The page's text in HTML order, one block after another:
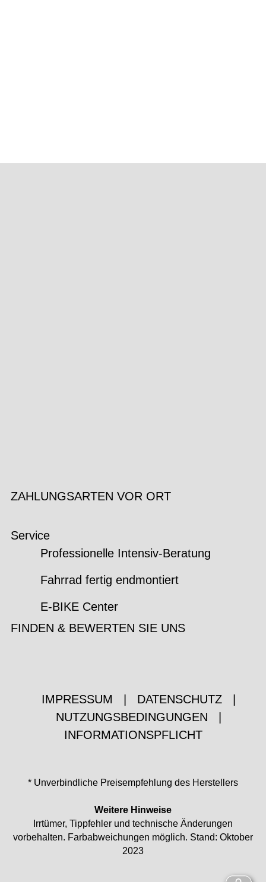
ZAHLUNGSARTEN VOR ORT
Service
Professionelle Intensiv-Beratung
Fahrrad fertig endmontiert
E-BIKE Center
FINDEN & BEWERTEN SIE UNS
IMPRESSUM DATENSCHUTZ
NUTZUNGSBEDINGUNGEN
INFORMATIONSPFLICHT
* Unverbindliche Preisempfehlung des Herstellers
Weitere Hinweise
Irrtümer, Tippfehler und technische Änderungen
vorbehalten. Farbabweichungen möglich. Stand: Oktober
2023